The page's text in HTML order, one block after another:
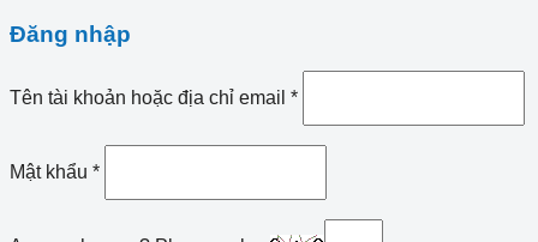
Đăng nhập
Tên tài khoản hoặc địa chỉ email *
Mật khẩu *